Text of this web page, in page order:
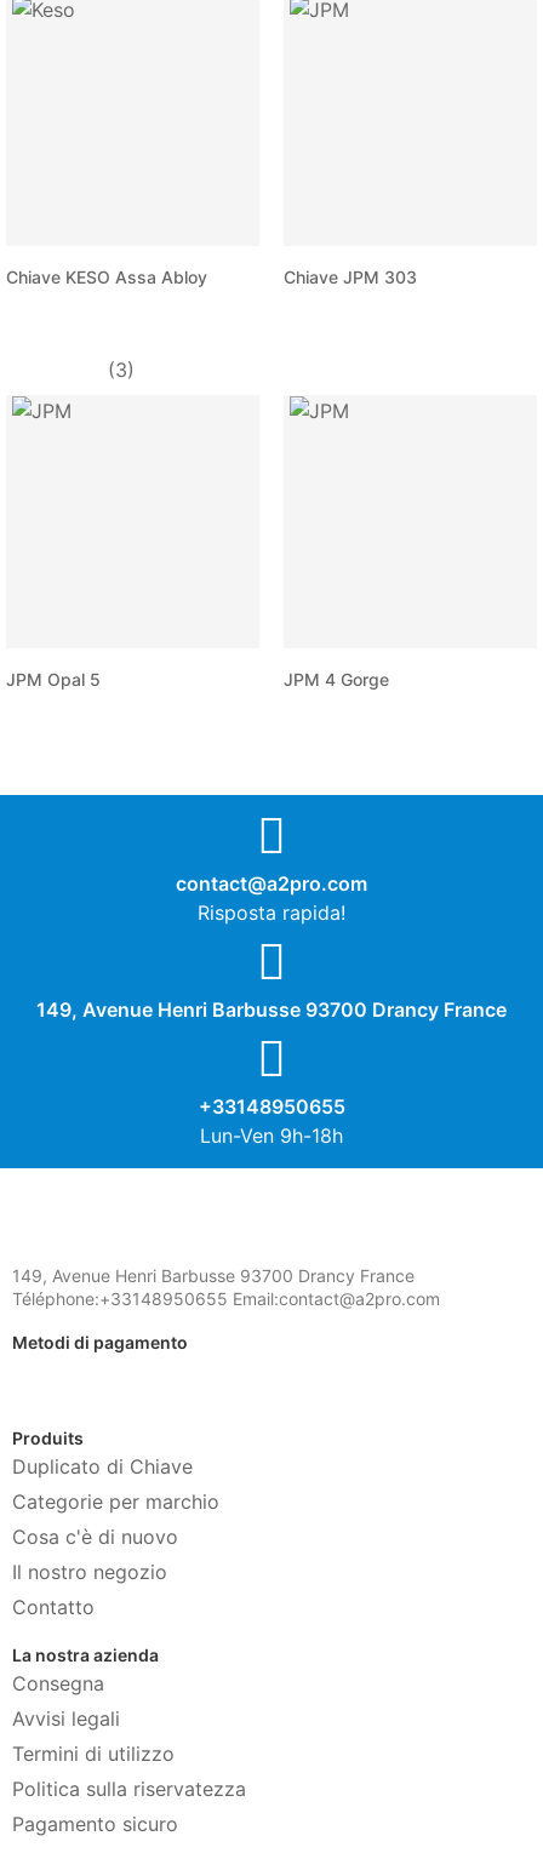
Chiave KESO Assa Abloy
(3)
Chiave JPM 303
JPM Opal 5 JPM 4 Gorge
contact@a2pro.com
Risposta rapida!
149, Avenue Henri Barbusse 93700 Drancy France
+33148950655
Lun-Ven 9h-18h
149, Avenue Henri Barbusse 93700 Drancy France
Téléphone:+33148950655 Email:contact@a2pro.com
Metodi di pagamento
Produits
Duplicato di Chiave
Categorie per marchio
Cosa c'è di nuovo
Il nostro negozio
Contatto
La nostra azienda
Consegna
Avvisi legali
Termini di utilizzo
Politica sulla riservatezza
Pagamento sicuro